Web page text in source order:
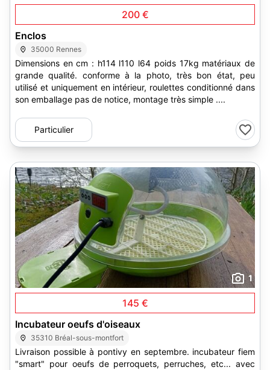
200 €
Enclos
35000 Rennes
Dimensions en cm : h114 l110 l64 poids 17kg matériaux de
grande qualité. conforme à la photo, très bon état, peu
utilisé et uniquement en intérieur, roulettes conditionné dans
son emballage pas de notice, montage très simple ....
Particulier
1
145 €
Incubateur oeufs d'oiseaux
35310 Bréal-sous-montfort
Livraison possible à pontivy en septembre. incubateur fiem
"smart" pour oeufs de perroquets, perruches, etc... avec